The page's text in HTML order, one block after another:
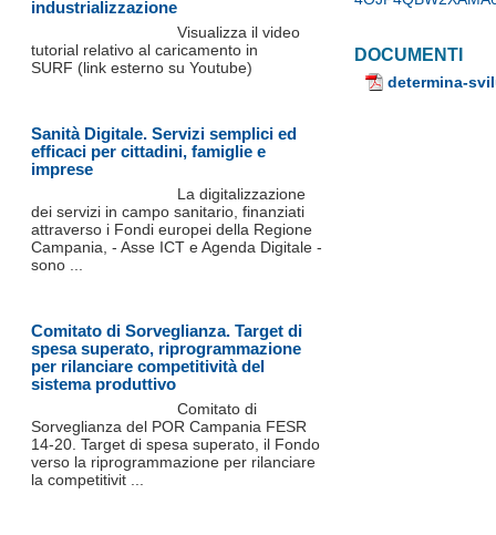
DOCUMENTI
determina-
industrializzazione
Visualizza il video
tutorial relativo al caricamento in
SURF (link esterno su Youtube)
Sanità Digitale. Servizi semplici ed
efficaci per cittadini, famiglie e
imprese
La digitalizzazione
dei servizi in campo sanitario, finanziati
attraverso i Fondi europei della Regione
Campania, - Asse ICT e Agenda Digitale -
sono ...
Comitato di Sorveglianza. Target di
spesa superato, riprogrammazione
per rilanciare competitività del
sistema produttivo
Comitato di
Sorveglianza del POR Campania FESR
14-20. Target di spesa superato, il Fondo
verso la riprogrammazione per rilanciare
la competitivit ...